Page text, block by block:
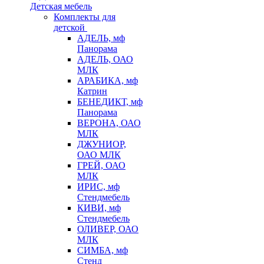
Детская мебель
Комплекты для
детской
АДЕЛЬ, мф
Панорама
АДЕЛЬ, ОАО
МЛК
АРАБИКА, мф
Катрин
БЕНЕДИКТ, мф
Панорама
ВЕРОНА, ОАО
МЛК
ДЖУНИОР,
ОАО МЛК
ГРЕЙ, ОАО
МЛК
ИРИС, мф
Стендмебель
КИВИ, мф
Стендмебель
ОЛИВЕР, ОАО
МЛК
СИМБА, мф
Стенд